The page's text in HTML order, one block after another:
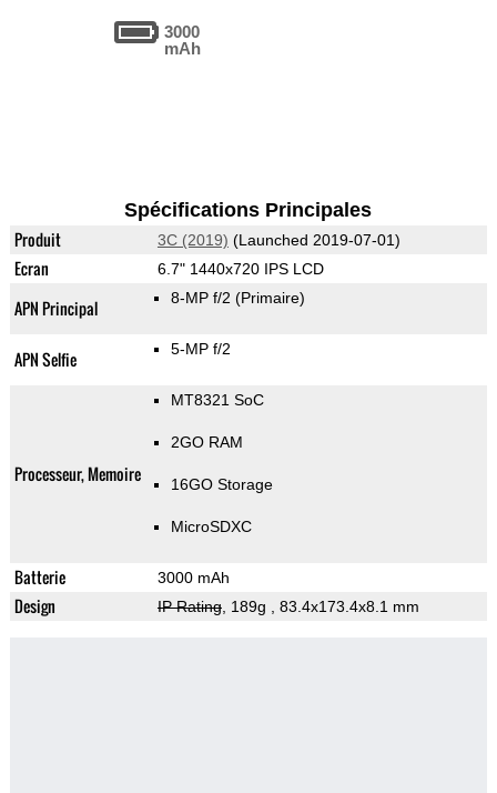
3000
mAh
Spécifications Principales
Produit 3C (2019) (Launched 2019-07-01)
Ecran 6.7" 1440x720 IPS LCD
APN Principal 8-MP f/2 (Primaire)
APN Selfie 5-MP f/2
Processeur, Memoire
MT8321 SoC
2GO RAM
16GO Storage
MicroSDXC
Batterie 3000 mAh
Design IP Rating, 189g , 83.4x173.4x8.1 mm